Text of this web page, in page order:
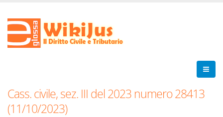
Cass. civile, sez. III del 2023 numero 28413
(11/10/2023)